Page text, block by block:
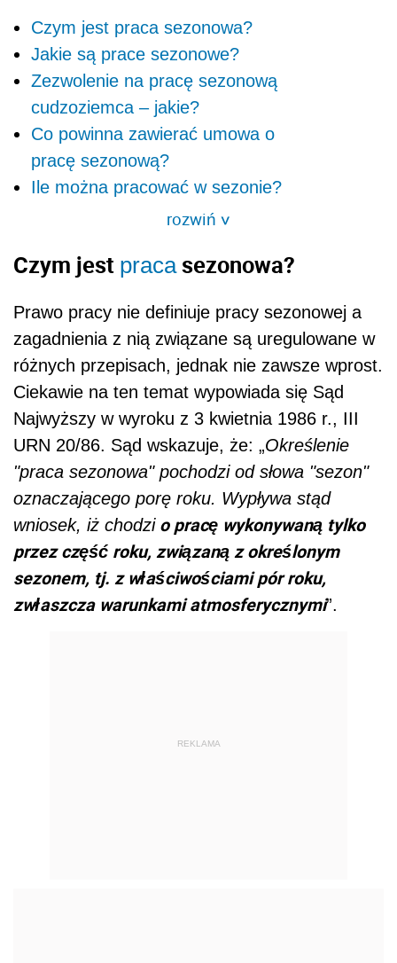
Czym jest praca sezonowa?
Jakie są prace sezonowe?
Zezwolenie na pracę sezonową
cudzoziemca – jakie?
Co powinna zawierać umowa o
pracę sezonową?
Ile można pracować w sezonie?
rozwiń>
Czym jest pracasezonowa?
Prawo pracy nie definiuje pracy sezonowej a
zagadnienia z nią związane są uregulowane w
różnych przepisach, jednak nie zawsze wprost.
Ciekawie na ten temat wypowiada się Sąd
Najwyższy w wyroku z 3 kwietnia 1986 r., III
URN 20/86. Sąd wskazuje, że: „Określenie
"praca sezonowa" pochodzi od słowa "sezon"
oznaczającego porę roku. Wypływa stąd
wniosek, iż chodzio pracę wykonywaną tylko
przez część roku, związaną z określonym
sezonem, tj. z właściwościami pór roku,
zwłaszcza warunkami atmosferycznymi”.
REKLAMA